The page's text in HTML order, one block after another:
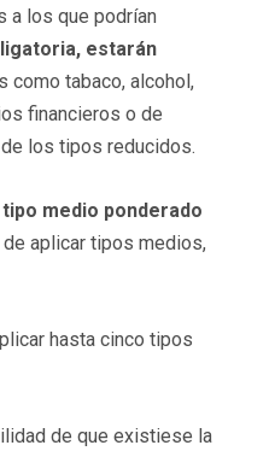
a los que podrían
estarán
como tabaco, alcohol,
financieros o de
los tipos reducidos.
medio ponderado
aplicar tipos medios,
hasta cinco tipos
de que existiese la